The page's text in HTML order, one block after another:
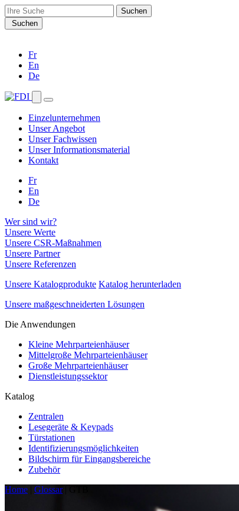
Search
for:Suchen
Fr
En
De
Einzelunternehmen
Unser Angebot
Unser Fachwissen
Unser Informationsmaterial
Kontakt
Fr
En
De
Wer sind wir?
Unsere Werte
Unsere CSR-Maßnahmen
Unsere Partner
Unsere Referenzen
Unsere Katalogprodukte Katalog herunterladen
Unsere maßgeschneiderten Lösungen
Die Anwendungen
Kleine Mehrparteienhäuser
Mittelgroße Mehrparteienhäuser
Große Mehrparteienhäuser
Dienstleistungssektor
Katalog
Zentralen
Lesegeräte & Keypads
Türstationen
Identifizierungsmöglichkeiten
Bildschirm für Eingangsbereiche
Zubehör
Home
Glossar|